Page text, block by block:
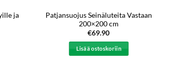
ja
Patjansuojus Seinäluteita Vastaan
200×200 cm
€69.90
Lisää ostoskoriin